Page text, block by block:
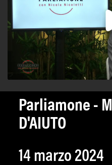
Parliamone -
D'AIUTO
14 marzo 2024